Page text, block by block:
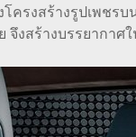
ครงสร้างรูปเพชร
จึงสร้างบรรยากาศ